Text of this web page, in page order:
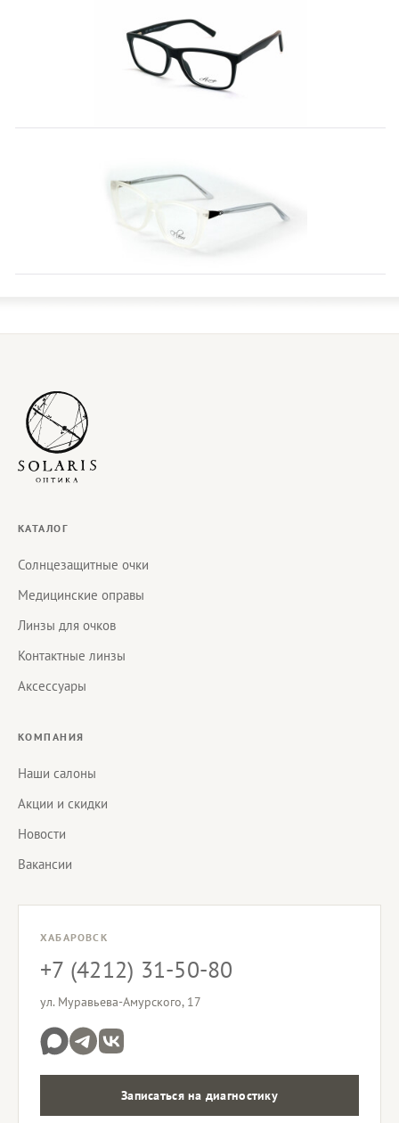
КАТАЛОГ
Солнцезащитные очки
Медицинские оправы
Линзы для очков
Контактные линзы
Аксессуары
КОМПАНИЯ
Наши салоны
Акции и скидки
Новости
Вакансии
ХАБАРОВСК
+7 (4212) 31-50-80
ул. Муравьева-Амурского, 17
Записаться на диагностику